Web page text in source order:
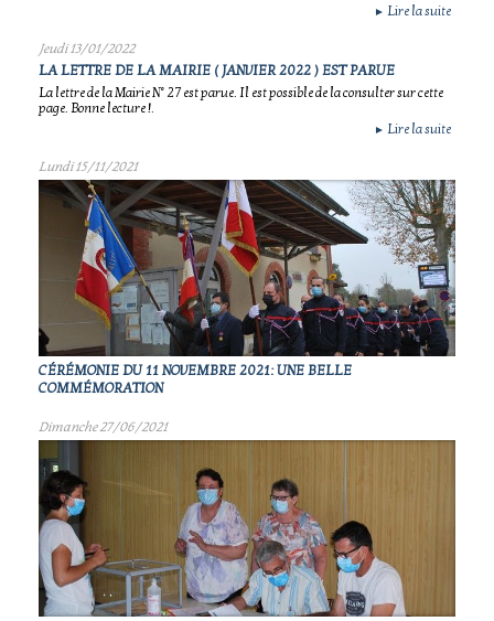
► Lire la suite
Jeudi 13/01/2022
LA LETTRE DE LA MAIRIE ( JANVIER 2022 ) EST PARUE
La lettre de la Mairie N° 27 est parue. Il est possible de la consulter sur cette
page. Bonne lecture !.
► Lire la suite
Lundi 15/11/2021
CÉRÉMONIE DU 11 NOVEMBRE 2021: UNE BELLE
COMMÉMORATION
Dimanche 27/06/2021